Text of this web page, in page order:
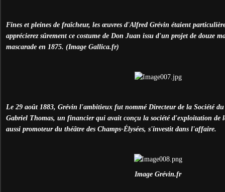
Fines et pleines de fraîcheur, les œuvres d'Alfred Grévin étaient
apprécierez sûrement ce costume de Don Juan issu d'un projet de douze
mascarade en 1875. (Image Gallica.fr)
Le 29 août 1883, Grévin l'ambitieux fut nommé Directeur de la Société du
Gabriel Thomas, un financier qui avait conçu la société d'exploitation
aussi promoteur du théâtre des Champs-Élysées, s'investit dans l'affaire.
Image Grévin.fr